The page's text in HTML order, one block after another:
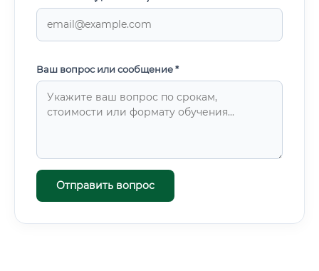
Ваш вопрос или сообщение *
Отправить вопрос